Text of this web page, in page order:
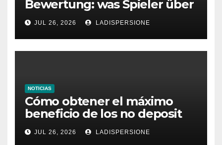
Bewertung: was Spieler über
dieses Casino denken
JUL 26, 2026 LADISPERSIONE
NOTICIAS
Cómo obtener el máximo
beneficio de los no deposit
bonus codes de roby casino
JUL 26, 2026 LADISPERSIONE